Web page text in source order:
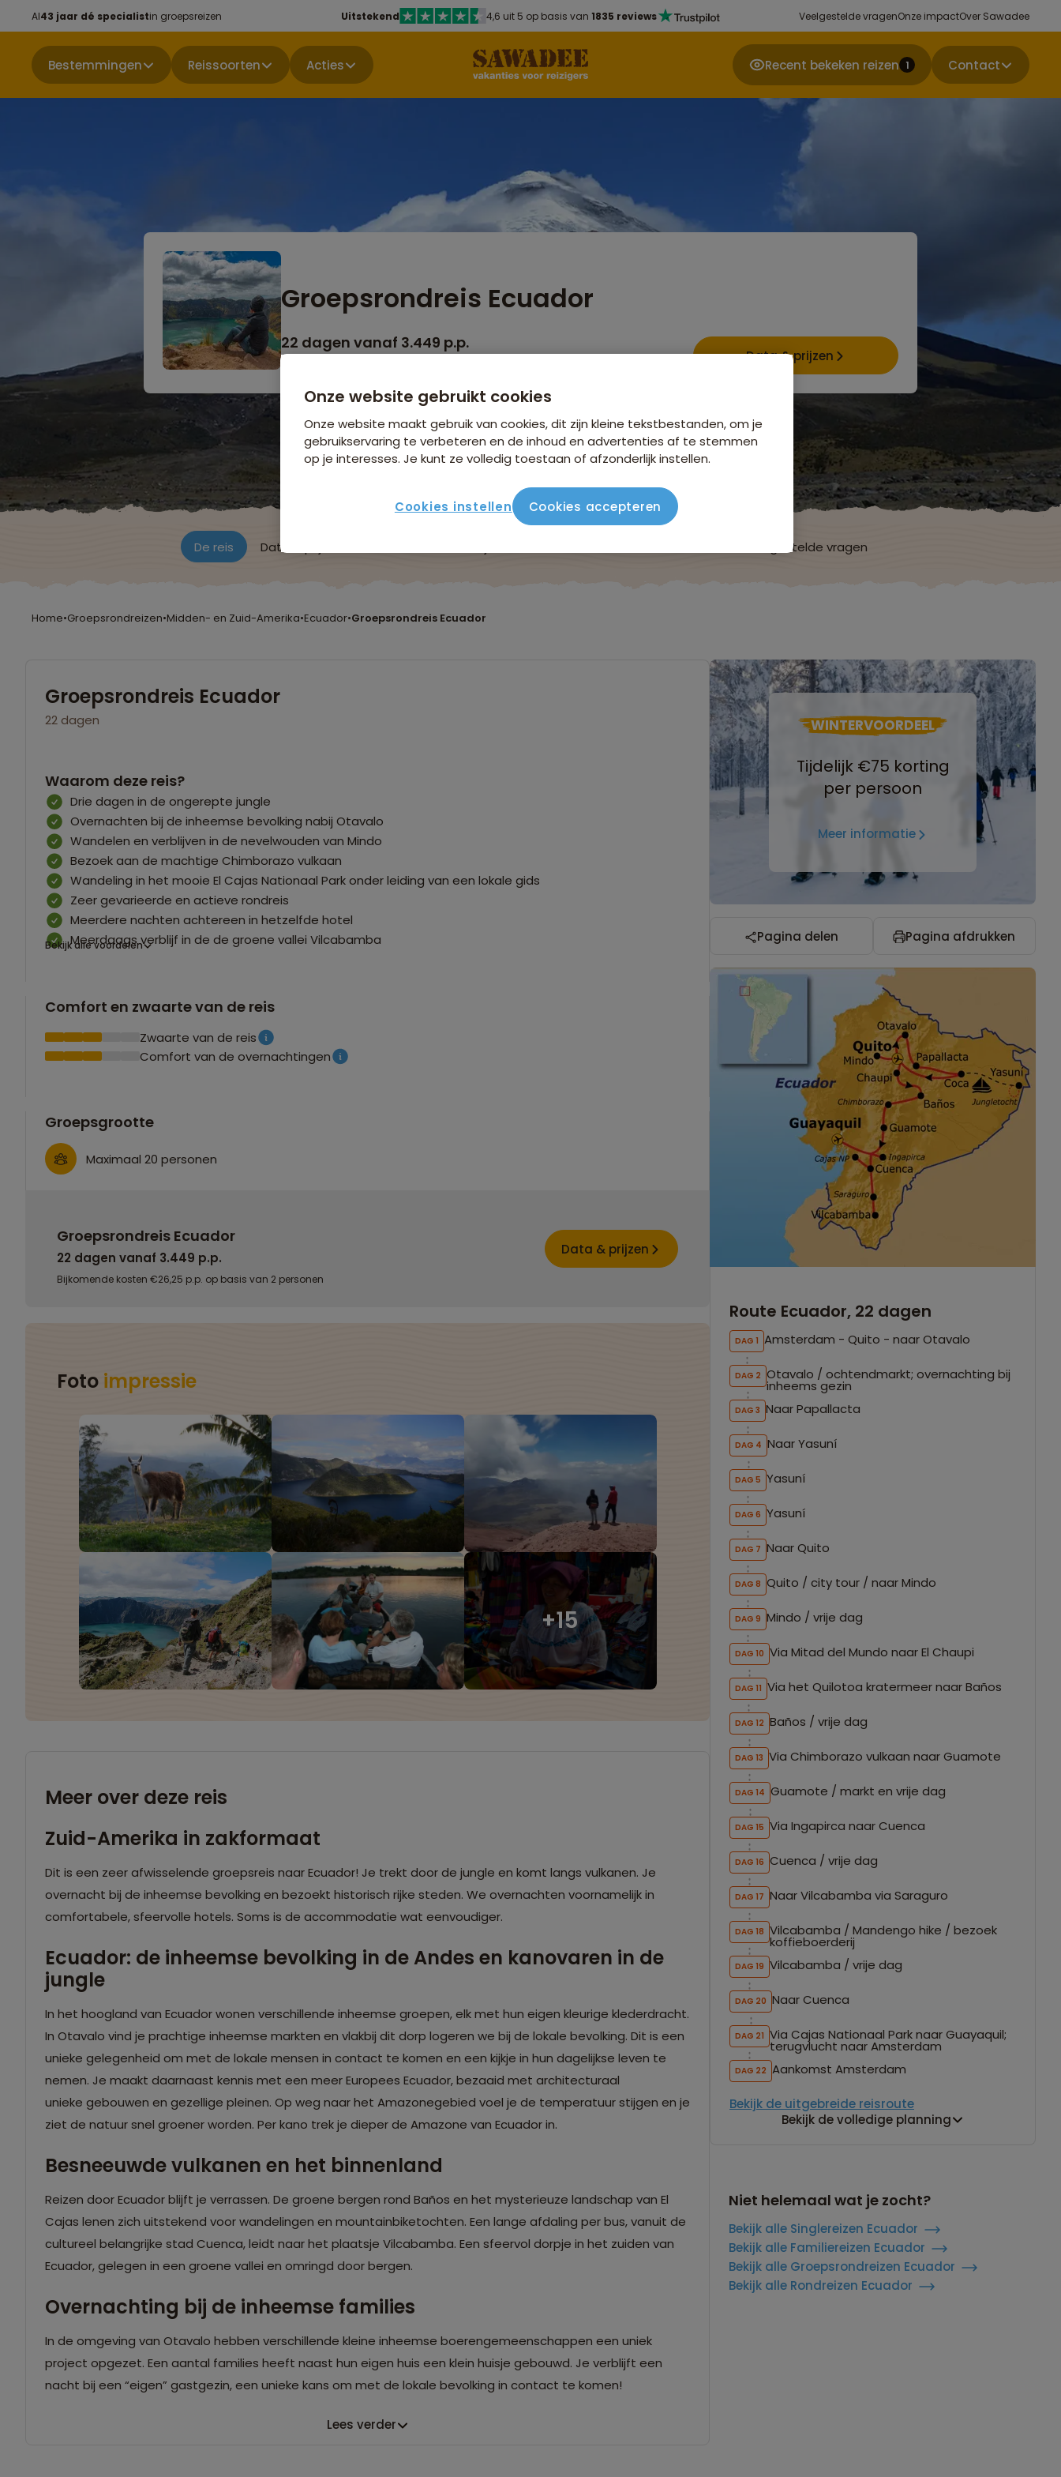
Al43 jaar dé specialistin groepsreizen Uitstekend 4,6 uit 5 op basis van 1835 reviews Veelgestelde vragenOnze impactOver Sawadee
Bestemmingen Reissoorten Acties Recent bekeken reizen 1 Contact
Groepsrondreis Ecuador
22 dagen vanaf 3.449 p.p.
Data & prijzen
De reis Data & prijzen Veelgestelde vragen
Home•Groepsrondreizen•Midden- en Zuid-Amerika•Ecuador•Groepsrondreis Ecuador
Groepsrondreis Ecuador
22 dagen
Waarom deze reis?
Drie dagen in de ongerepte jungle
Overnachten bij de inheemse bevolking nabij Otavalo
Wandelen en verblijven in de nevelwouden van Mindo
Bezoek aan de machtige Chimborazo vulkaan
Wandeling in het mooie El Cajas Nationaal Park onder leiding van een lokale gids
Zeer gevarieerde en actieve rondreis
Meerdere nachten achtereen in hetzelfde hotel
Meerdaags verblijf in de de groene vallei Vilcabamba
Bekijk alle voordelen
Comfort en zwaarte van de reis
Zwaarte van de reis
Comfort van de overnachtingen
Groepsgrootte
Maximaal 20 personen
Groepsrondreis Ecuador
22 dagen vanaf 3.449 p.p.
Bijkomende kosten €26,25 p.p. op basis van 2 personen
Data & prijzen
Foto impressie
Meer over deze reis
Zuid-Amerika in zakformaat
Dit is een zeer afwisselende groepsreis naar Ecuador! Je trekt door de jungle en komt langs vulkanen. Je
overnacht bij de inheemse bevolking en bezoekt historisch rijke steden. We overnachten voornamelijk in
comfortabele, sfeervolle hotels. Soms is de accommodatie wat eenvoudiger.
Ecuador: de inheemse bevolking in de Andes en kanovaren in de
jungle
In het hoogland van Ecuador wonen verschillende inheemse groepen, elk met hun eigen kleurige klederdracht.
In Otavalo vind je prachtige inheemse markten en vlakbij dit dorp logeren we bij de lokale bevolking. Dit is een
unieke gelegenheid om met de lokale mensen in contact te komen en een kijkje in hun dagelijkse leven te
nemen. Je maakt daarnaast kennis met een meer Europees Ecuador, bezaaid met architecturaal
unieke gebouwen en gezellige pleinen. Op weg naar het Amazonegebied voel je de temperatuur stijgen en je
ziet de natuur snel groener worden. Per kano trek je dieper de Amazone van Ecuador in.
Besneeuwde vulkanen en het binnenland
Reizen door Ecuador blijft je verrassen. De groene bergen rond Baños en het mysterieuze landschap van El
Cajas lenen zich uitstekend voor wandelingen en mountainbiketochten. Een lange afdaling per bus, vanuit de
cultureel belangrijke stad Cuenca, leidt naar het plaatsje Vilcabamba. Een sfeervol dorpje in het zuiden van
Ecuador, gelegen in een groene vallei en omringd door bergen.
Overnachting bij de inheemse families
In de omgeving van Otavalo hebben verschillende kleine inheemse boerengemeenschappen een uniek
project opgezet. Een aantal families heeft naast hun eigen huis een klein huisje gebouwd. Je verblijft een
nacht bij een “eigen” gastgezin, een unieke kans om met de lokale bevolking in contact te komen!
Lees verder
WINTERVOORDEEL
Tijdelijk €75 korting
per persoon
Meer informatie
Pagina delen Pagina afdrukken
Route Ecuador, 22 dagen
DAG 1 Amsterdam - Quito - naar Otavalo
DAG 2 Otavalo / ochtendmarkt; overnachting bij
inheems gezin
DAG 3 Naar Papallacta
DAG 4 Naar Yasuní
DAG 5 Yasuní
DAG 6 Yasuní
DAG 7 Naar Quito
DAG 8 Quito / city tour / naar Mindo
DAG 9 Mindo / vrije dag
DAG 10 Via Mitad del Mundo naar El Chaupi
DAG 11 Via het Quilotoa kratermeer naar Baños
DAG 12 Baños / vrije dag
DAG 13 Via Chimborazo vulkaan naar Guamote
DAG 14 Guamote / markt en vrije dag
DAG 15 Via Ingapirca naar Cuenca
DAG 16 Cuenca / vrije dag
DAG 17 Naar Vilcabamba via Saraguro
DAG 18 Vilcabamba / Mandengo hike / bezoek
koffieboerderij
DAG 19 Vilcabamba / vrije dag
DAG 20 Naar Cuenca
DAG 21 Via Cajas Nationaal Park naar Guayaquil;
terugvlucht naar Amsterdam
DAG 22 Aankomst Amsterdam
Bekijk de uitgebreide reisroute
Bekijk de volledige planning
Niet helemaal wat je zocht?
Bekijk alle Singlereizen Ecuador
Bekijk alle Familiereizen Ecuador
Bekijk alle Groepsrondreizen Ecuador
Bekijk alle Rondreizen Ecuador
Onze website gebruikt cookies
Onze website maakt gebruik van cookies, dit zijn kleine tekstbestanden, om je
gebruikservaring te verbeteren en de inhoud en advertenties af te stemmen
op je interesses. Je kunt ze volledig toestaan of afzonderlijk instellen.
Cookies instellen Cookies accepteren